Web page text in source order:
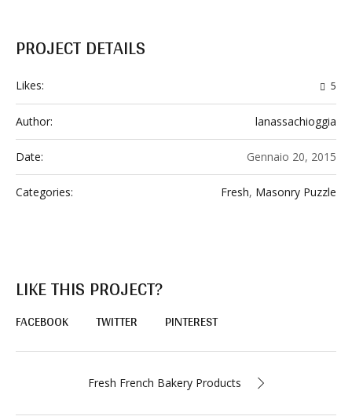
PROJECT DETAILS
Likes: 5
Author: lanassachioggia
Date: Gennaio 20, 2015
Categories: Fresh, Masonry Puzzle
LIKE THIS PROJECT?
FACEBOOK TWITTER PINTEREST
Fresh French Bakery Products